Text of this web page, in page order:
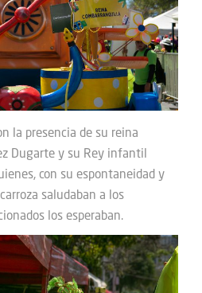
la presencia de su reina
Dugarte y su Rey infantil
con su espontaneidad y
saludaban a los
los esperaban.